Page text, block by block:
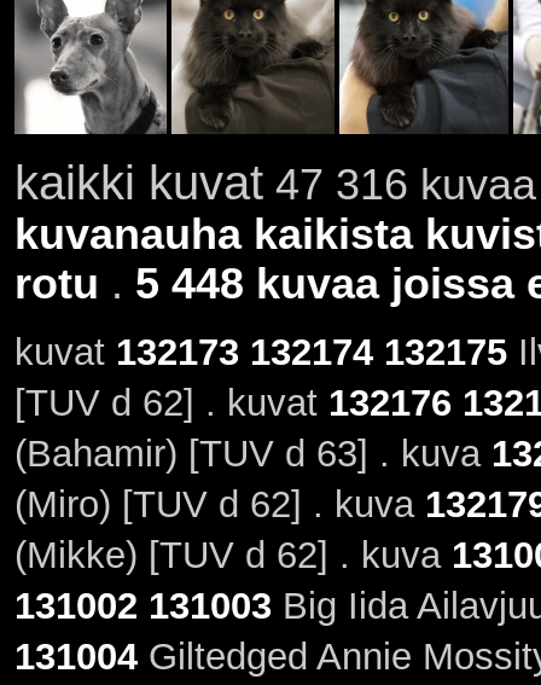
kaikki kuvat47 316
kuvanauha kaikista
rotu . 5 448 kuvaa joissa
kuvat 132173 132174 132175
[TUV d 62] . kuvat 132176
(Bahamir) [TUV d 63] . kuva
(Miro) [TUV d 62] . kuva
(Mikke) [TUV d 62] . kuva
131002 131003Big Iida
131004Giltedged Annie